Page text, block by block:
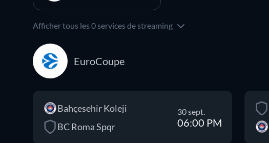
Afficher tous les 0 services de streaming
EuroCoupe
Bahçesehir Koleji
BC Roma Spqr
30 sept.
06:00 PM